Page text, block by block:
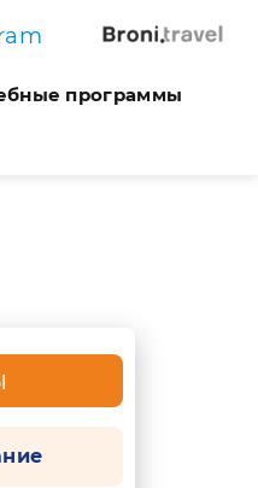
программы